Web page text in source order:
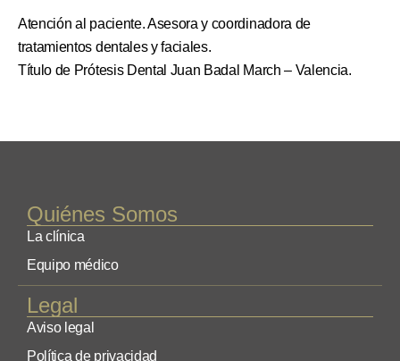
Atención al paciente. Asesora y coordinadora de
tratamientos dentales y faciales.
Título de Prótesis Dental Juan Badal March – Valencia.
Quiénes Somos
La clínica
Equipo médico
Legal
Aviso legal
Política de privacidad